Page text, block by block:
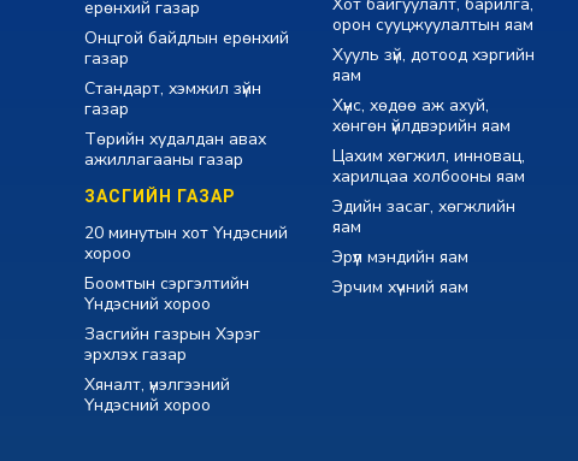
ерөнхий газар
Онцгой байдлын ерөнхий
газар
Стандарт, хэмжил зүйн
газар
Төрийн худалдан авах
ажиллагааны газар
ЗАСГИЙН ГАЗАР
20 минутын хот Үндэсний
хороо
Боомтын сэргэлтийн
Үндэсний хороо
Засгийн газрын Хэрэг
эрхлэх газар
Хяналт, үнэлгээний
Үндэсний хороо
орон сууцжуулалтын яам
Хууль зүй, дотоод хэргийн
яам
Хүнс, хөдөө аж ахуй,
хөнгөн үйлдвэрийн яам
Цахим хөгжил, инновац,
харилцаа холбооны яам
Эдийн засаг, хөгжлийн
яам
Эрүүл мэндийн яам
Эрчим хүчний яам